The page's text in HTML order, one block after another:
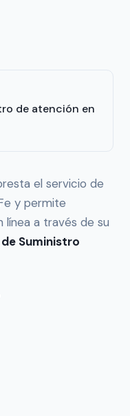
de atención en
el servicio de
y permite
a través de su
Suministro